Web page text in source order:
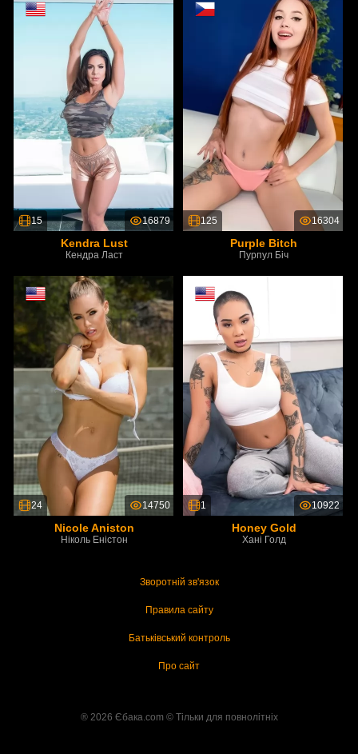
15 16879
Kendra Lust
Кендра Ласт
125 16304
Purple Bitch
Пурпул Біч
24 14750
Nicole Aniston
Ніколь Еністон
1 10922
Honey Gold
Хані Голд
Зворотній зв'язок
Правила сайту
Батьківський контроль
Про сайт
® 2026 Єбака.com ©️ Тільки для повнолітніх